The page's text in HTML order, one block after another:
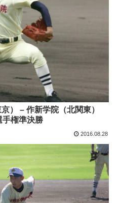
京） – 作新学院（北関東）
手権準決勝
2016.08.28